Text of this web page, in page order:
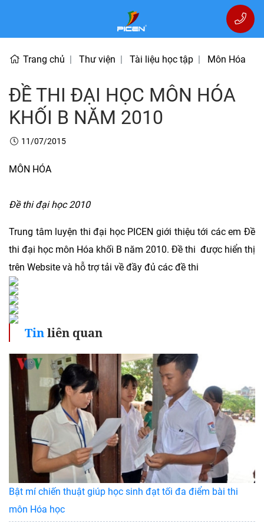
Trang chủ Thư viện Tài liệu học tập Môn Hóa
ĐỀ THI ĐẠI HỌC MÔN HÓA
KHỐI B NĂM 2010
11/07/2015
MÔN HÓA
Đề thi đại học 2010
Trung tâm luyện thi đại học PICEN giới thiệu tới các em Đề
thi đại học môn Hóa khối B năm 2010. Đề thi được hiển thị
trên Website và hỗ trợ tải về đầy đủ các đề thi
Tinliên quan
Bật mí chiến thuật giúp học sinh đạt tối đa điểm bài thi
môn Hóa học